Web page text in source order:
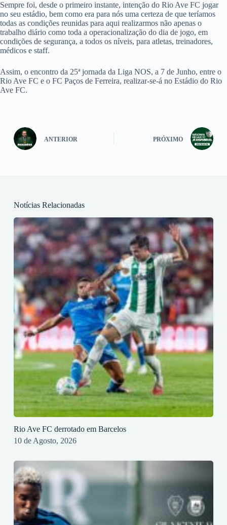
Sempre foi, desde o primeiro instante, intenção do Rio Ave FC jogar
no seu estádio, bem como era para nós uma certeza de que teríamos
todas as condições reunidas para aqui realizarmos não apenas o
trabalho diário como toda a operacionalização do dia de jogo, em
condições de segurança, a todos os níveis, para atletas, treinadores,
médicos e staff.
Assim, o encontro da 25ª jornada da Liga NOS, a 7 de Junho, entre o
Rio Ave FC e o FC Paços de Ferreira, realizar-se-á no Estádio do Rio
Ave FC.
ANTERIOR PRÓXIMO
Notícias Relacionadas
Rio Ave FC derrotado em Barcelos
10 de Agosto, 2026